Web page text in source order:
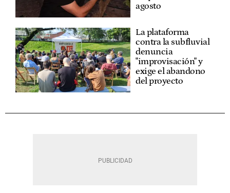
agosto
La plataforma
contra la subfluvial
denuncia
"improvisación" y
exige el abandono
del proyecto